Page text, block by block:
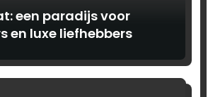
een paradijs voor
en luxe liefhebbers